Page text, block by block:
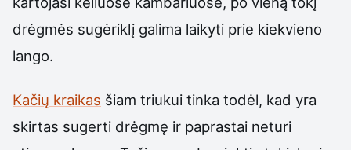
drėgmės sugėriklį galima laikyti prie kiekvieno
lango.
Kačių kraikas šiam triukui tinka todėl, kad yra
skirtas sugerti drėgmę ir paprastai neturi